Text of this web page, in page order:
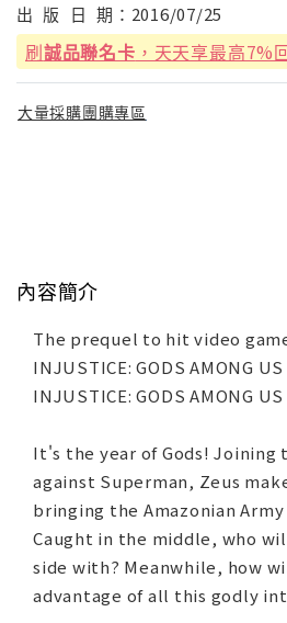
出 版 日 期： 2016/07/25
刷誠品聯名卡 ，天天享最高7%
大量採購團購專區
內容簡介
The prequel to hit video
INJUSTICE: GODS AMONG
INJUSTICE: GODS AMONG US
It's the year of Gods! Joining
against Superman, Zeus
bringing the Amazonian
Caught in the middle, who
side with? Meanwhile, how
advantage of all this godly